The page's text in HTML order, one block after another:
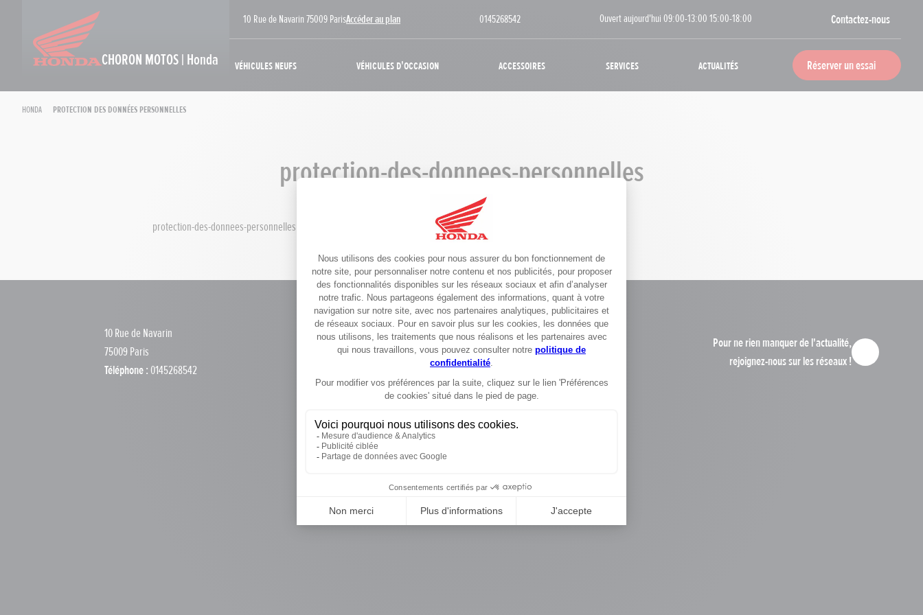
CHORON MOTOS | Honda
10 Rue de Navarin 75009 ParisAccéder au plan 0145268542 Ouvert aujourd'hui 09:00-13:00 15:00-18:00 Contactez-nous
Véhicules neufs Véhicules d'occasion Accessoires Services Actualités Réserver un essai
Honda Protection des données personnelles
protection-des-donnees-personnelles
protection-des-donnees-personnelles
10 Rue de Navarin
75009 Paris
Téléphone : 0145268542
L'univers Honda
Honda.fr
Honda News
Pour ne rien manquer de l'actualité,
rejoignez-nous sur les réseaux !
Mentions légalesCookies Protection des données personnelles